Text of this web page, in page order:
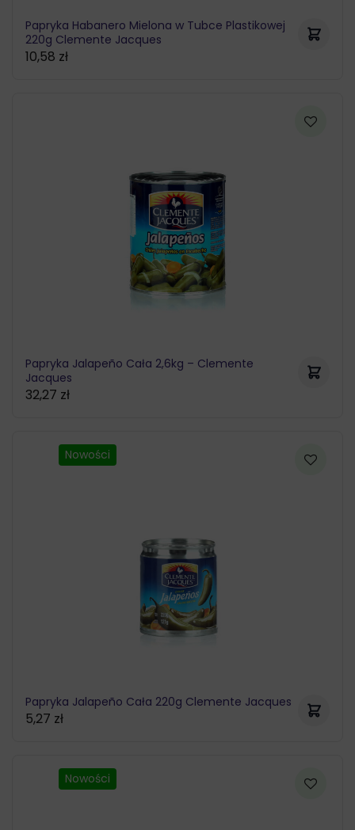
Papryka Habanero Mielona w Tubce Plastikowej
220g Clemente Jacques
10,58 zł
Papryka Jalapeño Cała 2,6kg – Clemente
Jacques
32,27 zł
Nowości
Papryka Jalapeño Cała 220g Clemente Jacques
5,27 zł
Nowości